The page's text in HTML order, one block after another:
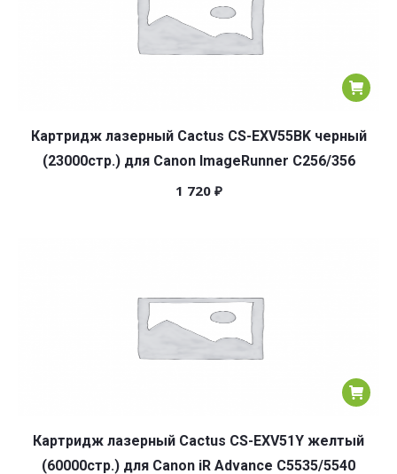
Картридж лазерный Cactus CS-EXV55BK черный
(23000стр.) для Canon ImageRunner C256/356
1 720 ₽
Картридж лазерный Cactus CS-EXV51Y желтый
(60000стр.) для Canon iR Advance C5535/5540